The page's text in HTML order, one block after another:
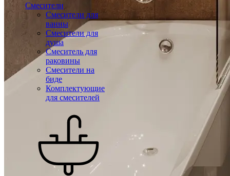
Смесители
Смесители для
ванны
Смесители для
душа
Смеситель для
раковины
Смесители на
биде
Комплектующие
для смесителей